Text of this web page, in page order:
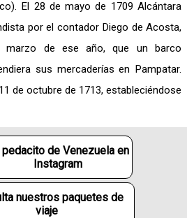
El 28 de mayo de 1709 Alcántara
por el contador Diego de Acosta,
marzo de ese año, que un barco
sus mercaderías en Pampatar.
de octubre de 1713, estableciéndose
pedacito de Venezuela en
Instagram
nuestros paquetes de
viaje